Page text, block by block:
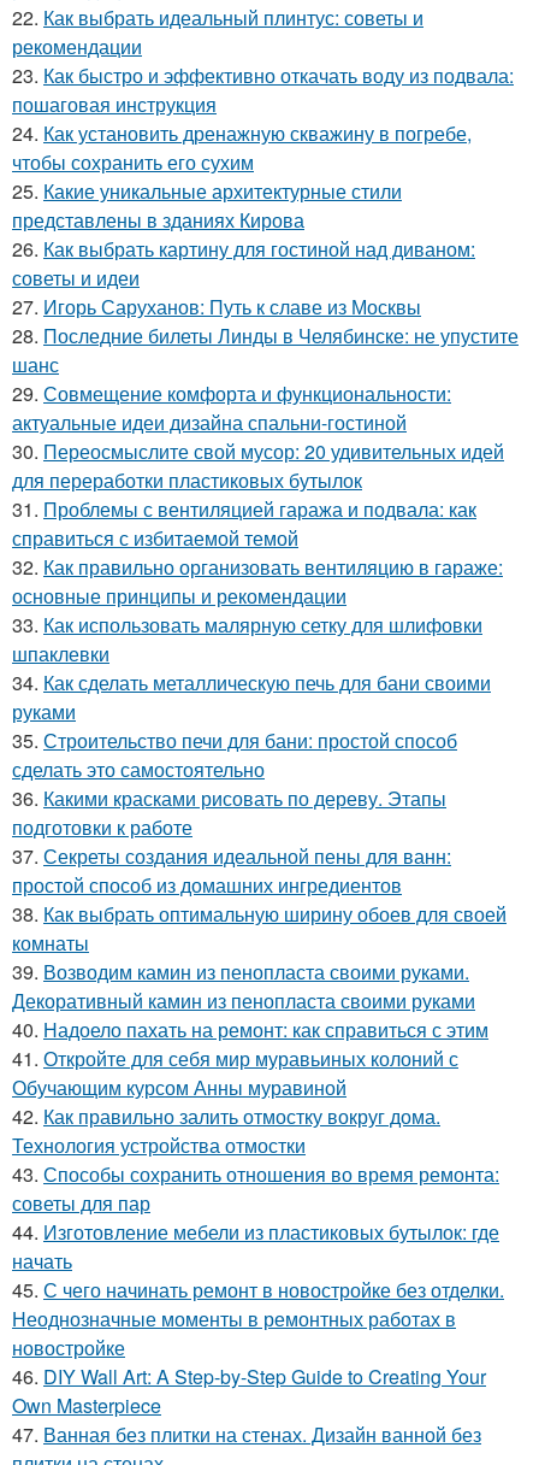
22. Как выбрать идеальный плинтус: советы и
рекомендации
23. Как быстро и эффективно откачать воду из подвала:
пошаговая инструкция
24. Как установить дренажную скважину в погребе,
чтобы сохранить его сухим
25. Какие уникальные архитектурные стили
представлены в зданиях Кирова
26. Как выбрать картину для гостиной над диваном:
советы и идеи
27. Игорь Саруханов: Путь к славе из Москвы
28. Последние билеты Линды в Челябинске: не упустите
шанс
29. Совмещение комфорта и функциональности:
актуальные идеи дизайна спальни-гостиной
30. Переосмыслите свой мусор: 20 удивительных идей
для переработки пластиковых бутылок
31. Проблемы с вентиляцией гаража и подвала: как
справиться с избитаемой темой
32. Как правильно организовать вентиляцию в гараже:
основные принципы и рекомендации
33. Как использовать малярную сетку для шлифовки
шпаклевки
34. Как сделать металлическую печь для бани своими
руками
35. Строительство печи для бани: простой способ
сделать это самостоятельно
36. Какими красками рисовать по дереву. Этапы
подготовки к работе
37. Секреты создания идеальной пены для ванн:
простой способ из домашних ингредиентов
38. Как выбрать оптимальную ширину обоев для своей
комнаты
39. Возводим камин из пенопласта своими руками.
Декоративный камин из пенопласта своими руками
40. Надоело пахать на ремонт: как справиться с этим
41. Откройте для себя мир муравьиных колоний с
Обучающим курсом Анны муравиной
42. Как правильно залить отмостку вокруг дома.
Технология устройства отмостки
43. Способы сохранить отношения во время ремонта:
советы для пар
44. Изготовление мебели из пластиковых бутылок: где
начать
45. С чего начинать ремонт в новостройке без отделки.
Неоднозначные моменты в ремонтных работах в
новостройке
46. DIY Wall Art: A Step-by-Step Guide to Creating Your
Own Masterpiece
47. Ванная без плитки на стенах. Дизайн ванной без